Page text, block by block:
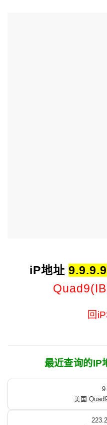
iP地址 9.9.9.9
回
最近查询的IP
美国